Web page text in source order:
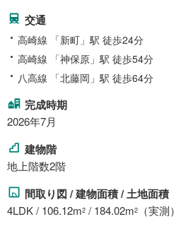
交通
高崎線 「新町」駅 徒歩24分
高崎線 「神保原」駅 徒歩54分
八高線 「北藤岡」駅 徒歩64分
完成時期
2026年7月
建物階
地上階数2階
間取り図 / 建物面積 / 土地面積
4LDK / 106.12m2 / 184.02m2 （実測）